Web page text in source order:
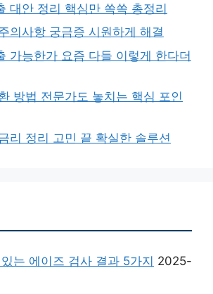
대안 정리 핵심만 쏙쏙 총정리
의사항 궁금증 시원하게 해결
가능한가 요즘 다들 이렇게 한다더
방법 전문가도 놓치는 핵심 포인
리 정리 고민 끝 확실한 솔루션
는 에이즈 검사 결과 5가지 2025-